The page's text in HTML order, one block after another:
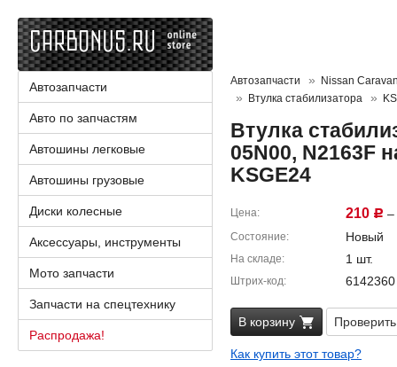
Автозапчасти
Nissan
Втулка стабилизатора
Втулка
05N00, N2163F
KSGE24
Цена 210 Р –
Состояние Новый
На складе 1 шт.
Штрих-код 6142360
В корзину
Как купить этот товар?
Автозапчасти
Авто по запчастям
Автошины легковые
Автошины грузовые
Диски колесные
Аксессуары, инструменты
Мото запчасти
Запчасти на спецтехнику
Распродажа!